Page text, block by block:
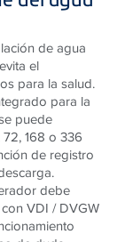
de agua
el
para la salud.
para la
puede
168 o 336
de registro
debe
VDI / DVGW